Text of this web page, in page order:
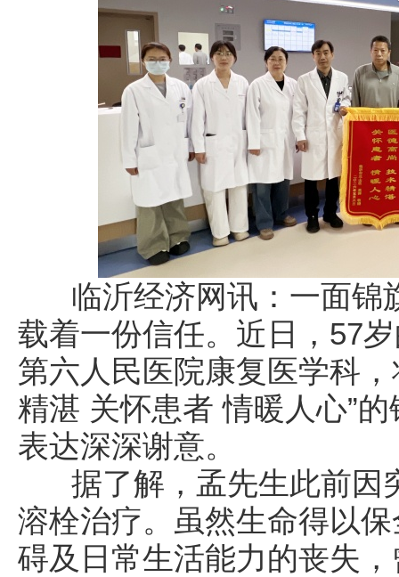
临沂经济网讯：一面锦
载着一份信任。近日，57
第六人民医院康复医学科
精湛 关怀患者 情暖人心”
表达深深谢意。
据了解，孟先生此前因
溶栓治疗。虽然生命得以
碍及日常生活能力的丧失